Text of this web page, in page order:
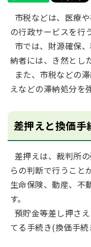
市税などは、医療
の行政サービスを行
市では、財源確保
納者には、き然とし
また、市税などの
えなどの滞納処分を
差押えと換価手
差押えは、裁判所
らの判断で行うこと
生命保険、動産、不
す。
預貯金等差し押さ
てる手続き(換価手続